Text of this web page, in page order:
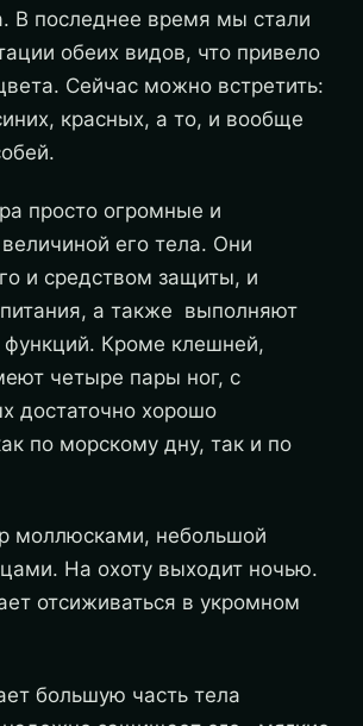
В последнее время мы стали
обеих видов, что привело
Сейчас можно встретить:
красных, а то, и вообще
просто огромные и
его тела. Они
и средством защиты, и
а также выполняют
Кроме клешней,
четыре пары ног, с
достаточно хорошо
по морскому дну, так и по
моллюсками, небольшой
На охоту выходит ночью.
отсиживаться в укромном
большую часть тела